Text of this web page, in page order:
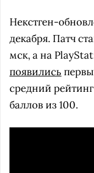
Некстген-
декабря. Патч
мск, а на
появились
средний
баллов из 100.